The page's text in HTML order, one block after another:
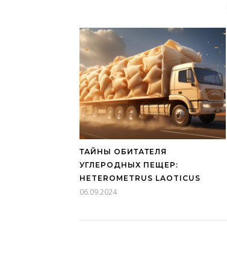
ТАЙНЫ ОБИТАТЕЛЯ
УГЛЕРОДНЫХ ПЕЩЕР:
HETEROMETRUS LAOTICUS
06.09.2024